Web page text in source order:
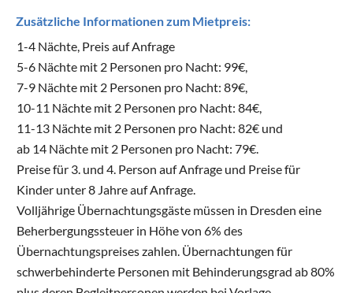
Zusätzliche Informationen zum Mietpreis:
1-4 Nächte, Preis auf Anfrage
5-6 Nächte mit 2 Personen pro Nacht: 99€,
7-9 Nächte mit 2 Personen pro Nacht: 89€,
10-11 Nächte mit 2 Personen pro Nacht: 84€,
11-13 Nächte mit 2 Personen pro Nacht: 82€ und
ab 14 Nächte mit 2 Personen pro Nacht: 79€.
Preise für 3. und 4. Person auf Anfrage und Preise für
Kinder unter 8 Jahre auf Anfrage.
Volljährige Übernachtungsgäste müssen in Dresden eine
Beherbergungssteuer in Höhe von 6% des
Übernachtungspreises zahlen. Übernachtungen für
schwerbehinderte Personen mit Behinderungsgrad ab 80%